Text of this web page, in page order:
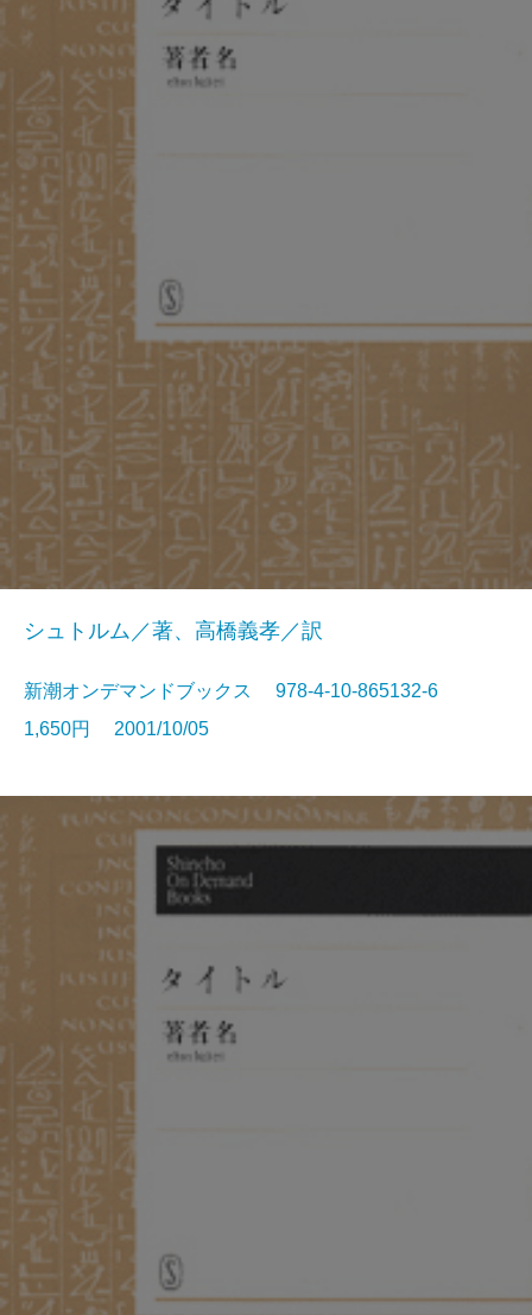
シュトルム／著、高橋義孝／訳
新潮オンデマンドブックス 978-4-10-865132-6
1,650円 2001/10/05